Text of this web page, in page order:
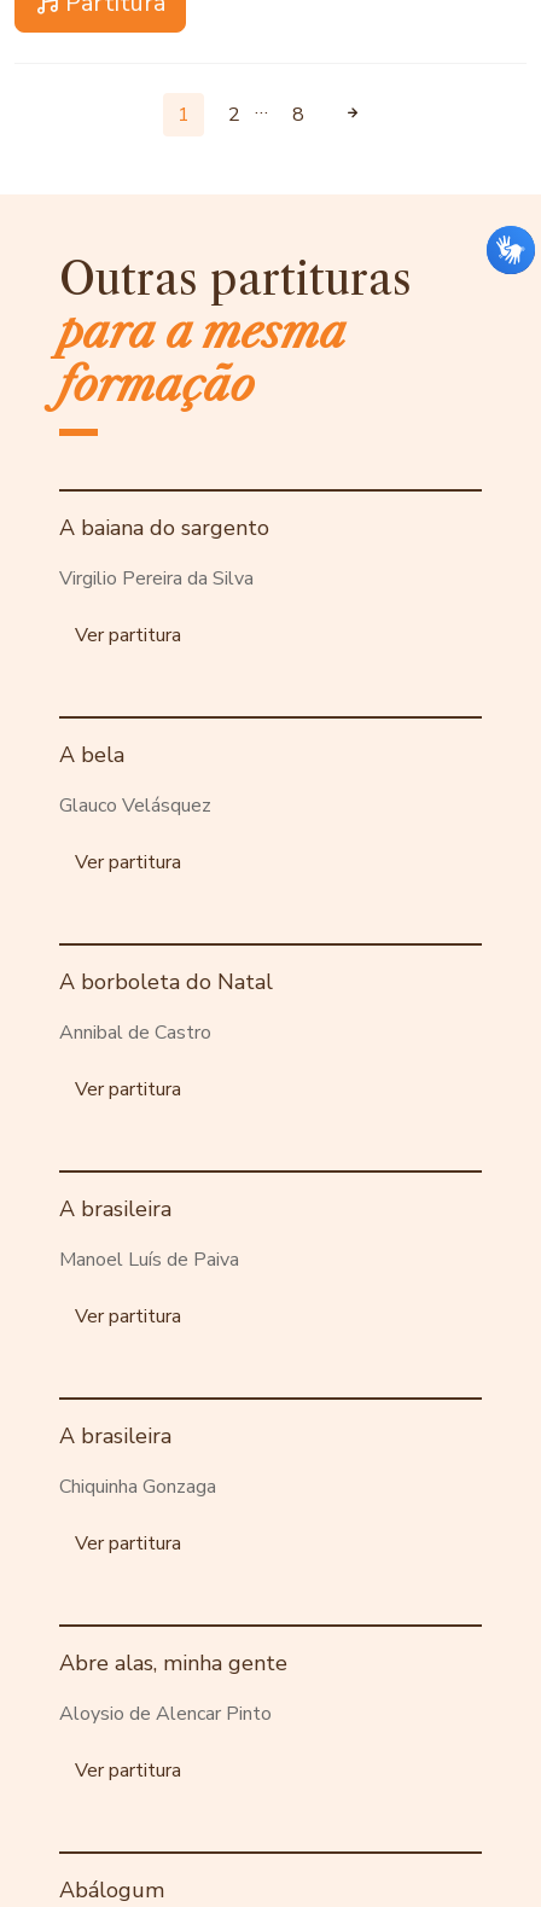
1 2 … 8
Outras partituras
para a mesma
formação
A baiana do sargento
Virgilio Pereira da Silva
Ver partitura
A bela
Glauco Velásquez
Ver partitura
A borboleta do Natal
Annibal de Castro
Ver partitura
A brasileira
Manoel Luís de Paiva
Ver partitura
A brasileira
Chiquinha Gonzaga
Ver partitura
Abre alas, minha gente
Aloysio de Alencar Pinto
Ver partitura
Abálogum